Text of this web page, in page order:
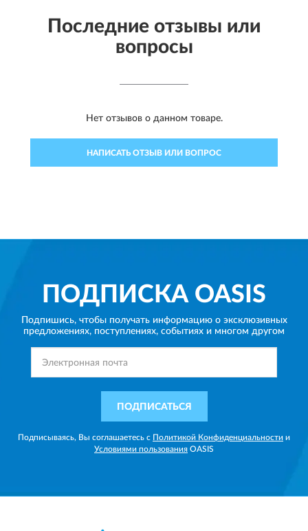
Последние отзывы или
вопросы
Нет отзывов о данном товаре.
НАПИСАТЬ ОТЗЫВ ИЛИ ВОПРОС
ПОДПИСКА OASIS
Подпишись, чтобы получать информацию о эксклюзивных
предложениях, поступлениях, событиях и многом другом
ПОДПИСАТЬСЯ
Подписываясь, Вы соглашаетесь с Политикой Конфиденциальности и
Условиями пользования OASIS